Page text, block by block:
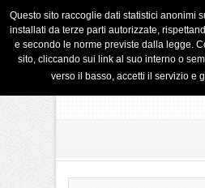
Questo sito raccoglie dati statistici anonimi
installati da terze parti autorizzate,
e secondo le norme previste dalla legge.
sito, cliccando sui link al suo interno o
verso il basso, accetti il servizio e